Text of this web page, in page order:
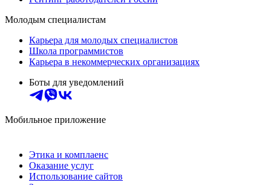
Молодым специалистам
Карьера для молодых специалистов
Школа программистов
Карьера в некоммерческих организациях
Боты для уведомлений
Мобильное приложение
Этика и комплаенс
Оказание услуг
Использование сайтов